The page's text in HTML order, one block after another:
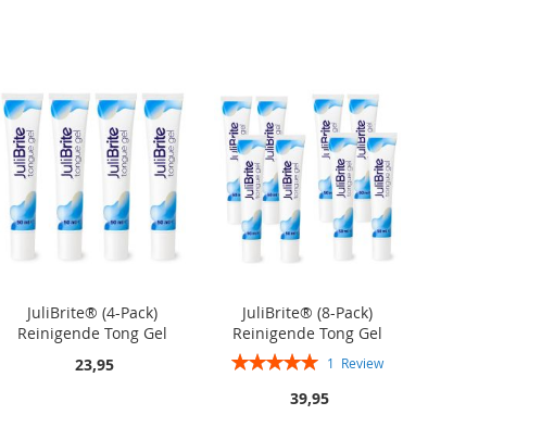
JuliBrite® (4-Pack)
Reinigende Tong Gel
23,95
JuliBrite® (8-Pack)
Reinigende Tong Gel
Rating:
1 Review
39,95